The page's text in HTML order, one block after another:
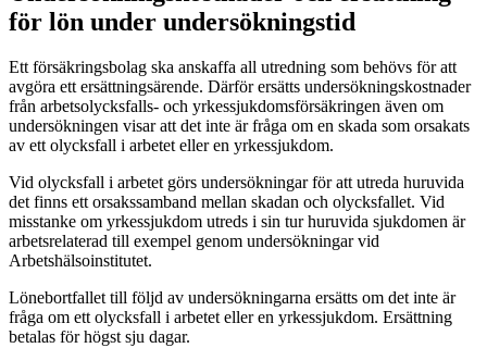
för lön under undersökningstid
Ett försäkringsbolag ska anskaffa all utredning som behövs för att
avgöra ett ersättningsärende. Därför ersätts undersökningskostnader
från arbetsolycksfalls- och yrkessjukdomsförsäkringen även om
undersökningen visar att det inte är fråga om en skada som orsakats
av ett olycksfall i arbetet eller en yrkessjukdom.
Vid olycksfall i arbetet görs undersökningar för att utreda huruvida
det finns ett orsakssamband mellan skadan och olycksfallet. Vid
misstanke om yrkessjukdom utreds i sin tur huruvida sjukdomen är
arbetsrelaterad till exempel genom undersökningar vid
Arbetshälsoinstitutet.
Lönebortfallet till följd av undersökningarna ersätts om det inte är
fråga om ett olycksfall i arbetet eller en yrkessjukdom. Ersättning
betalas för högst sju dagar.